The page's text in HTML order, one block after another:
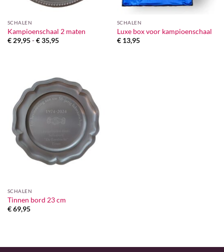
SCHALEN
Kampioenschaal 2 maten
€29,95 - €35,95Prijsklasse:
SCHALEN
Luxe box voor kampioenschaal
€13,95
SCHALEN
Tinnen bord 23 cm
€69,95